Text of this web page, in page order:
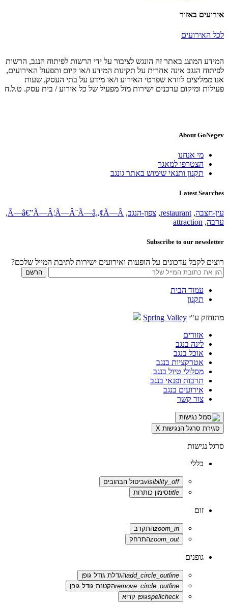
אירועים באזור
לכל האירועים
המידע המוצג באתר זה הונגש לציבור על ידי הרשות לפיתוח הנגב, הרשות
לפיתוח הנגב אינה אחרית על תקינות המידע ו/או קיום ותפעול האירועים,
אנו ממליצים לוודא שפרטי האירוע ו/או מידע על בתי העסק, שעות
פעילות ומיקום עדכנים ישירות מול מפעיל של כל אירוע / בית עסק. ט.ל.ח
About GoNegev
מי אנחנו
הצטרפו למאגר
תקנון ותנאי שימוש באתר גונגב
Latest Searches
עין-חצבה,
restaurant
, צפון-הנגב,
Ã—â€”Ã—Â¦Ã—Â¨Ã—â„¢Ã—Â
,
ערבה,
attraction
Subscribe to our newsletter
רוצים לקבל עדכונים על הופעות ואירועים ישירות לתיבת המייל שלכם?
עמוד הבית
תקנון
מתוחזק ע"י Spring Valley
אזורים
לינה בנגב
אוכל בנגב
אטרקציות בנגב
מסלולי טיול בנגב
תרבות ופנאי בנגב
אירועים בנגב
צור קשר
סגירת סרגל הנגישות X
סרגל נגישות
כללי
visibility_offביטול הבהובים
titleסימון כותרות
זום
zoom_inהתקרב
zoom_outהתרחק
גופנים
add_circle_outlineהגדלת גודל גופן
remove_circle_outlineהקטנת גודל גופן
spellcheckגופן קריא